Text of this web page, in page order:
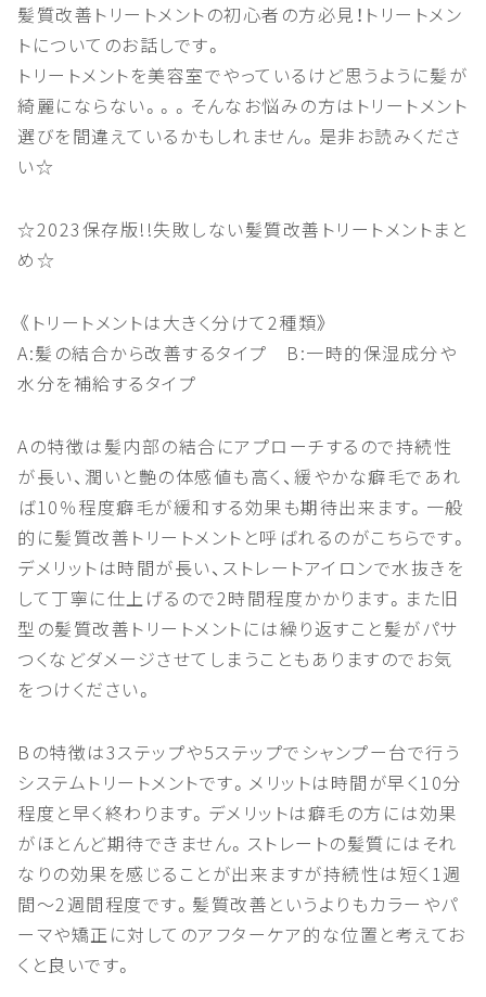
髪質改善トリートメントの初心者の方必見！トリートメン
トについてのお話しです。
トリートメントを美容室でやっているけど思うように髪が
綺麗にならない。。。そんなお悩みの方はトリートメント
選びを間違えているかもしれません。是非お読みくださ
い☆
☆2023保存版!!失敗しない髪質改善トリートメントまと
め☆
《トリートメントは大きく分けて2種類》
A:髪の結合から改善するタイプ B:一時的保湿成分や
水分を補給するタイプ
Aの特徴は髪内部の結合にアプローチするので持続性
が長い、潤いと艶の体感値も高く、緩やかな癖毛であれ
ば10％程度癖毛が緩和する効果も期待出来ます。一般
的に髪質改善トリートメントと呼ばれるのがこちらです。
デメリットは時間が長い、ストレートアイロンで水抜きを
して丁寧に仕上げるので2時間程度かかります。また旧
型の髪質改善トリートメントには繰り返すこと髪がパサ
つくなどダメージさせてしまうこともありますのでお気
をつけください。
Bの特徴は3ステップや5ステップでシャンプー台で行う
システムトリートメントです。メリットは時間が早く10分
程度と早く終わります。デメリットは癖毛の方には効果
がほとんど期待できません。ストレートの髪質にはそれ
なりの効果を感じることが出来ますが持続性は短く1週
間～2週間程度です。髪質改善というよりもカラーやパ
ーマや矯正に対してのアフターケア的な位置と考えてお
くと良いです。